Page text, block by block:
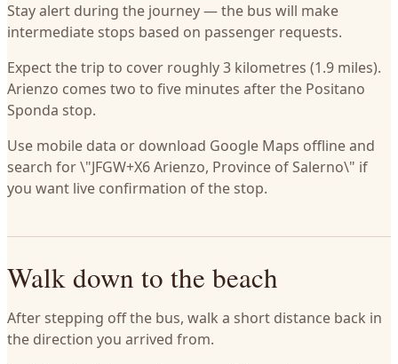
Stay alert during the journey — the bus will make
intermediate stops based on passenger requests.
Expect the trip to cover roughly 3 kilometres (1.9 miles).
Arienzo comes two to five minutes after the Positano
Sponda stop.
Use mobile data or download Google Maps offline and
search for \"JFGW+X6 Arienzo, Province of Salerno\" if
you want live confirmation of the stop.
Walk down to the beach
After stepping off the bus, walk a short distance back in
the direction you arrived from.